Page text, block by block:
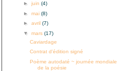
► juin (4)
► mai (8)
► avril (7)
▼ mars (17)
Caviardage
Contrat d'édition signé
Poème autodaté ~ journée mondiale
de la poésie